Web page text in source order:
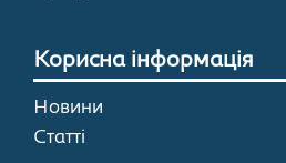
Корисна інформація
Новини
Статті